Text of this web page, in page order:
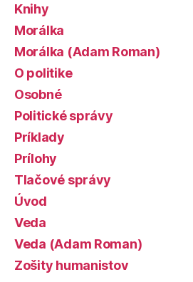
Knihy
Morálka
Morálka (Adam Roman)
O politike
Osobné
Politické správy
Príklady
Prílohy
Tlačové správy
Úvod
Veda
Veda (Adam Roman)
Zošity humanistov